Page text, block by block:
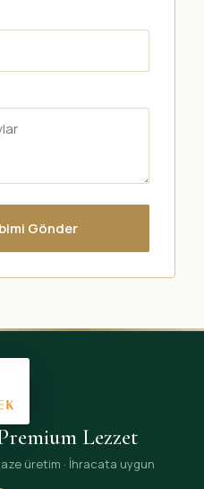
Gönder
Lezzet
üretim · İhracata uygun